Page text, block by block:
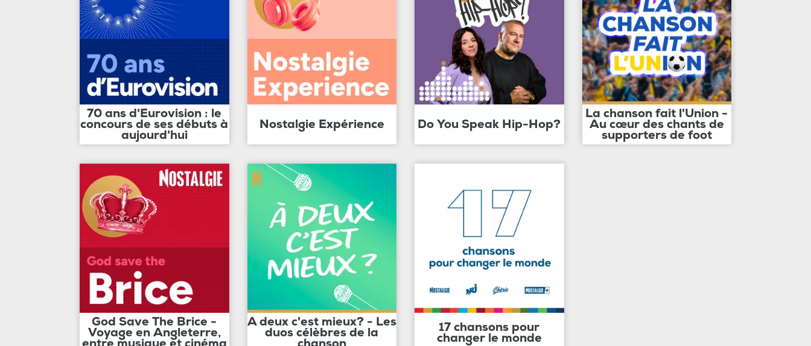
70 ans d'Eurovision : le
concours de ses débuts à
aujourd'hui
Nostalgie Expérience Do You Speak Hip-Hop?
La chanson fait l'Union -
Au cœur des chants de
supporters de foot
God Save The Brice -
Voyage en Angleterre,
A deux c'est mieux? - Les
duos célèbres de la 17 chansons pour
changer le monde